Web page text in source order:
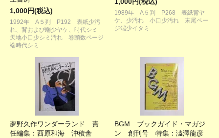
1,000円(税込)
1992年 A５判 P192 表紙少汚
れ、背および端少ヤケ、時代シミ
天地小口少シミ汚れ 巻頭数ページ
端時代シミ
1,000円(税込)
1989年 A５判 P268 表紙背ヤ
ケ、少汚れ 小口少汚れ 末尾ペー
ジ端少イタミ
夢野久作ワンダーランド 責
任編集：西原和海 沖積舎
BGM ブックガイド・マガジ
ン 創刊号 特集：澁澤龍彦